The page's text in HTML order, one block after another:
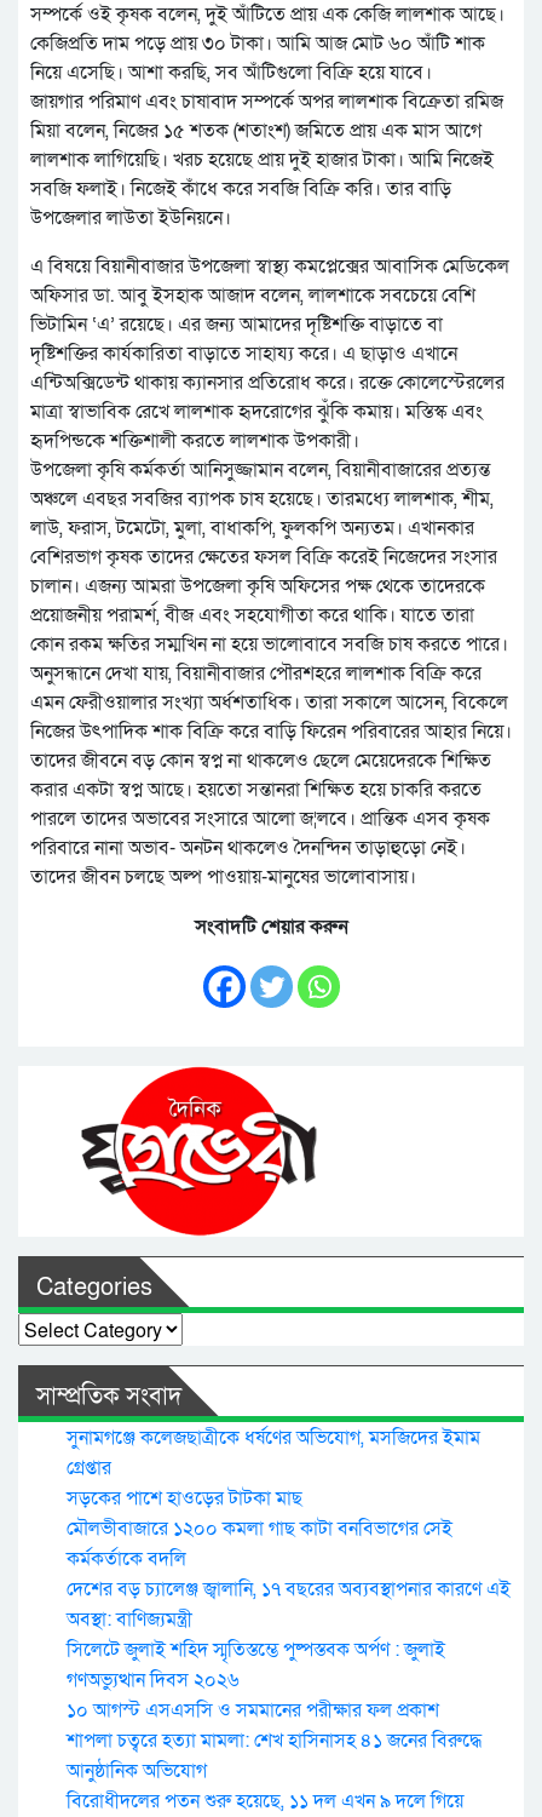
সম্পর্কে ওই কৃষক বলেন, দুই আঁটিতে প্রায় এক কেজি লালশাক আছে।
কেজিপ্রতি দাম পড়ে প্রায় ৩০ টাকা। আমি আজ মোট ৬০ আঁটি শাক
নিয়ে এসেছি। আশা করছি, সব আঁটিগুলো বিক্রি হয়ে যাবে।
জায়গার পরিমাণ এবং চাষাবাদ সম্পর্কে অপর লালশাক বিক্রেতা রমিজ
মিয়া বলেন, নিজের ১৫ শতক (শতাংশ) জমিতে প্রায় এক মাস আগে
লালশাক লাগিয়েছি। খরচ হয়েছে প্রায় দুই হাজার টাকা। আমি নিজেই
সবজি ফলাই। নিজেই কাঁধে করে সবজি বিক্রি করি। তার বাড়ি
উপজেলার লাউতা ইউনিয়নে।
এ বিষয়ে বিয়ানীবাজার উপজেলা স্বাস্থ্য কমপ্লেক্সের আবাসিক মেডিকেল
অফিসার ডা. আবু ইসহাক আজাদ বলেন, লালশাকে সবচেয়ে বেশি
ভিটামিন ‘এ’ রয়েছে। এর জন্য আমাদের দৃষ্টিশক্তি বাড়াতে বা
দৃষ্টিশক্তির কার্যকারিতা বাড়াতে সাহায্য করে। এ ছাড়াও এখানে
এন্টিঅক্সিডেন্ট থাকায় ক্যানসার প্রতিরোধ করে। রক্তে কোলেস্টেরলের
মাত্রা স্বাভাবিক রেখে লালশাক হৃদরোগের ঝুঁকি কমায়। মস্তিস্ক এবং
হৃদপিন্ডকে শক্তিশালী করতে লালশাক উপকারী।
উপজেলা কৃষি কর্মকর্তা আনিসুজ্জামান বলেন, বিয়ানীবাজারের প্রত্যন্ত
অঞ্চলে এবছর সবজির ব্যাপক চাষ হয়েছে। তারমধ্যে লালশাক, শীম,
লাউ, ফরাস, টমেটো, মুলা, বাধাকপি, ফুলকপি অন্যতম। এখানকার
বেশিরভাগ কৃষক তাদের ক্ষেতের ফসল বিক্রি করেই নিজেদের সংসার
চালান। এজন্য আমরা উপজেলা কৃষি অফিসের পক্ষ থেকে তাদেরকে
প্রয়োজনীয় পরামর্শ, বীজ এবং সহযোগীতা করে থাকি। যাতে তারা
কোন রকম ক্ষতির সম্মখিন না হয়ে ভালোবাবে সবজি চাষ করতে পারে।
অনুসন্ধানে দেখা যায়, বিয়ানীবাজার পৌরশহরে লালশাক বিক্রি করে
এমন ফেরীওয়ালার সংখ্যা অর্ধশতাধিক। তারা সকালে আসেন, বিকেলে
নিজের উৎপাদিক শাক বিক্রি করে বাড়ি ফিরেন পরিবারের আহার নিয়ে।
তাদের জীবনে বড় কোন স্বপ্ন না থাকলেও ছেলে মেয়েদেরকে শিক্ষিত
করার একটা স্বপ্ন আছে। হয়তো সন্তানরা শিক্ষিত হয়ে চাকরি করতে
পারলে তাদের অভাবের সংসারে আলো জ¦লবে। প্রান্তিক এসব কৃষক
পরিবারে নানা অভাব- অনটন থাকলেও দৈনন্দিন তাড়াহুড়ো নেই।
তাদের জীবন চলছে অল্প পাওয়ায়-মানুষের ভালোবাসায়।
সংবাদটি শেয়ার করুন
Categories
Categories
সাম্প্রতিক সংবাদ
সুনামগঞ্জে কলেজছাত্রীকে ধর্ষণের অভিযোগ, মসজিদের ইমাম
গ্রেপ্তার
সড়কের পাশে হাওড়ের টাটকা মাছ
মৌলভীবাজারে ১২০০ কমলা গাছ কাটা বনবিভাগের সেই
কর্মকর্তাকে বদলি
দেশের বড় চ্যালেঞ্জ জ্বালানি, ১৭ বছরের অব্যবস্থাপনার কারণে এই
অবস্থা: বাণিজ্যমন্ত্রী
সিলেটে জুলাই শহিদ স্মৃতিস্তম্ভে পুষ্পস্তবক অর্পণ : জুলাই
গণঅভ্যুত্থান দিবস ২০২৬
১০ আগস্ট এসএসসি ও সমমানের পরীক্ষার ফল প্রকাশ
শাপলা চত্বরে হত্যা মামলা: শেখ হাসিনাসহ ৪১ জনের বিরুদ্ধে
আনুষ্ঠানিক অভিযোগ
বিরোধীদলের পতন শুরু হয়েছে, ১১ দল এখন ৯ দলে গিয়ে